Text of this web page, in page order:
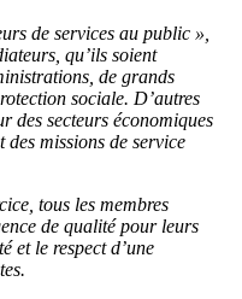
de services au public »,
qu’ils soient
de grands
sociale. D’autres
des secteurs économiques
des missions de service
tous les membres
de qualité pour leurs
et le respect d’une